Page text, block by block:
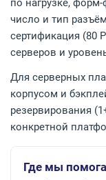
по нагрузке, форм-
число и тип
сертификация (80
серверов и
Для серверных
корпусом и
резервирования
конкретной
Где мы